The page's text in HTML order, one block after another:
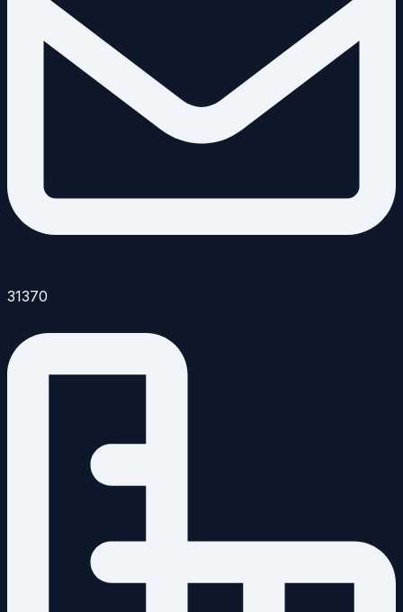
31370